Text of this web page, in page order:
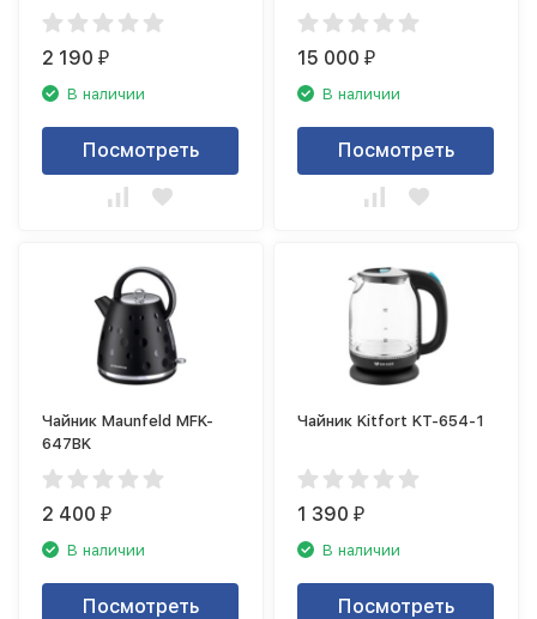
2 190₽
В наличии
Посмотреть
15 000₽
В наличии
Посмотреть
Чайник Maunfeld MFK-
647BK
2 400₽
В наличии
Посмотреть
Чайник Kitfort KT-654-1
1 390₽
В наличии
Посмотреть